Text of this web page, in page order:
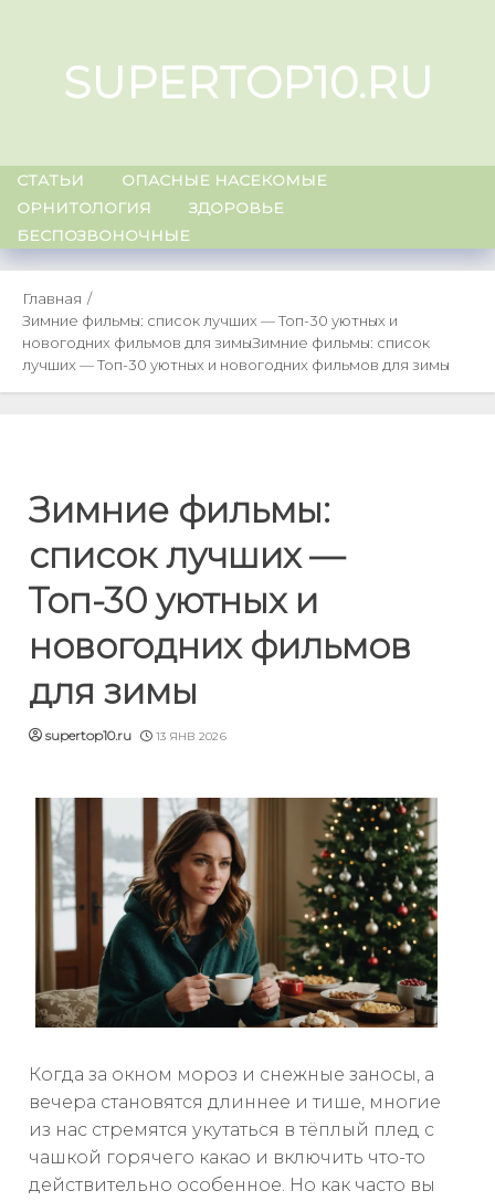
contentSUPERTOP10.RU
СТАТЬИ
ОПАСНЫЕ НАСЕКОМЫЕ
ОРНИТОЛОГИЯ
ЗДОРОВЬЕ
БЕСПОЗВОНОЧНЫЕ
Главная
Зимние фильмы: список лучших — Топ-30 уютных и
новогодних фильмов для зимыЗимние фильмы: список
лучших — Топ-30 уютных и новогодних фильмов для зимы
Зимние фильмы:
список лучших —
Топ-30 уютных и
новогодних фильмов
для зимы
supertop10.ru 13 ЯНВ 2026
Когда за окном мороз и снежные заносы, а
вечера становятся длиннее и тише, многие
из нас стремятся укутаться в тёплый плед с
чашкой горячего какао и включить что-то
действительно особенное. Но как часто вы